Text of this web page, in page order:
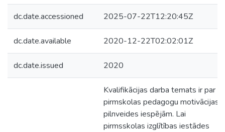
dc.date.accessioned 2025-07-22T12:20:45Z
dc.date.available 2020-12-22T02:02:01Z
dc.date.issued 2020
Kvalifikācijas darba temats ir par
pirmskolas pedagogu motivācijas
pilnveides iespējām. Lai
pirmsskolas izglītības iestādes